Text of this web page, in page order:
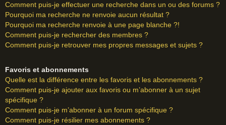
Comment puis-je effectuer une recherche dans un ou des forums ?
Pourquoi ma recherche ne renvoie aucun résultat ?
Pourquoi ma recherche renvoie à une page blanche ?!
Comment puis-je rechercher des membres ?
Comment puis-je retrouver mes propres messages et sujets ?
Favoris et abonnements
Quelle est la différence entre les favoris et les abonnements ?
Comment puis-je ajouter aux favoris ou m’abonner à un sujet
spécifique ?
Comment puis-je m’abonner à un forum spécifique ?
Comment puis-je résilier mes abonnements ?